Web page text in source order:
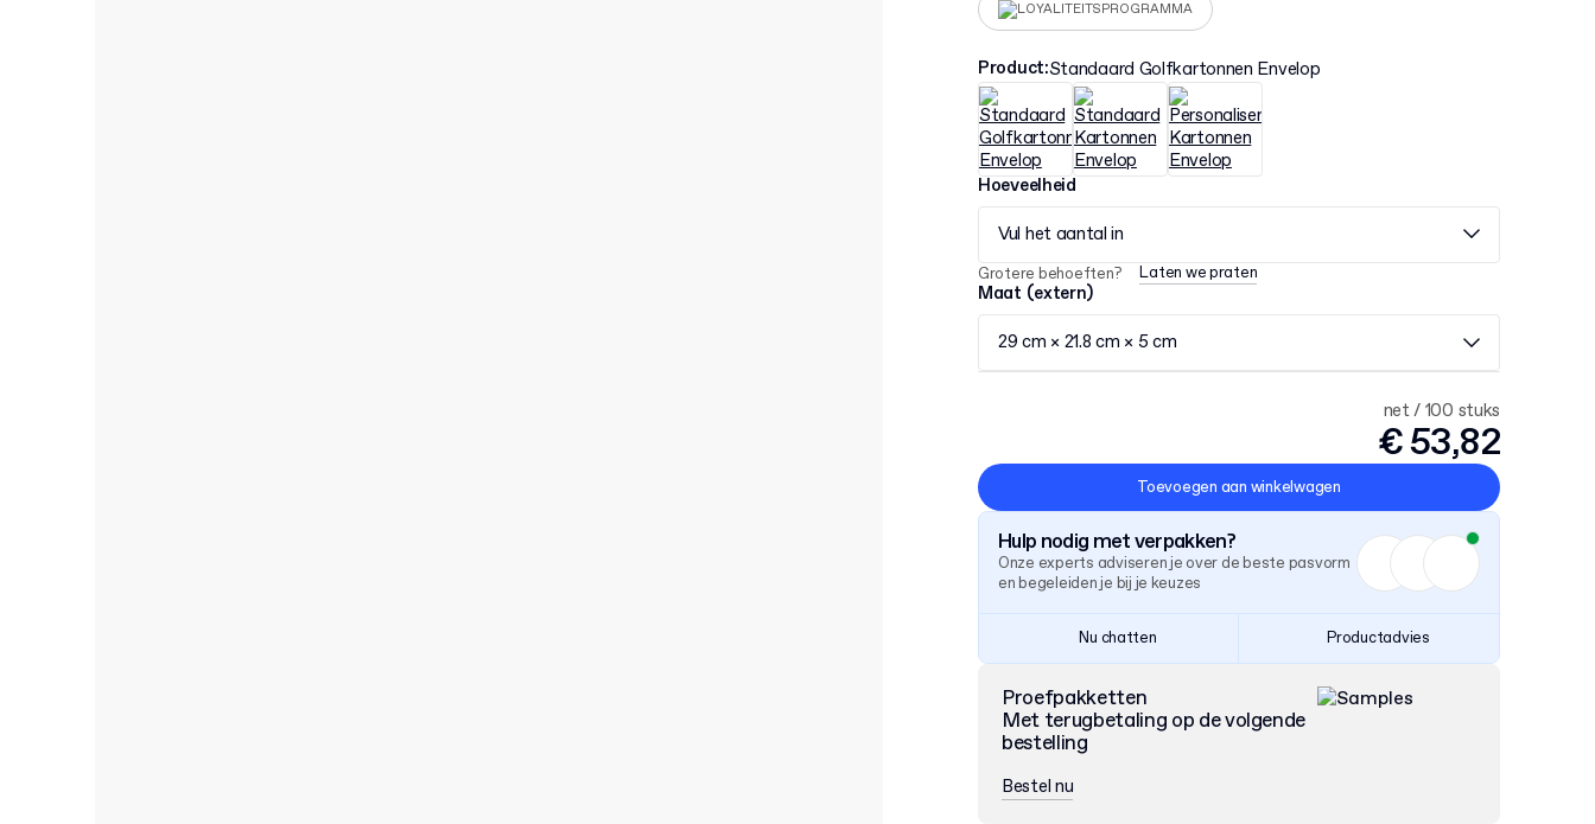
LOYALITEITSPROGRAMMA
Product:Standaard Golfkartonnen Envelop
Hoeveelheid
Vul het aantal in
Grotere behoeften? Laten we praten
Maat (extern)
29 cm × 21.8 cm × 5 cm
net / 100 stuks
€ 53,82
Toevoegen aan winkelwagen
Hulp nodig met verpakken?
Onze experts adviseren je over de beste pasvorm
en begeleiden je bij je keuzes
Nu chatten Productadvies
Proefpakketten
Met terugbetaling op de volgende
bestelling
Bestel nu